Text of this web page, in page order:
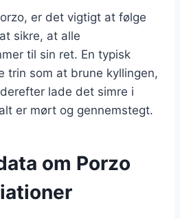
er det vigtigt at følge
sikre, at alle
til sin ret. En typisk
trin som at brune kyllingen,
lade det simre i
er mørt og gennemstegt.
om Porzo